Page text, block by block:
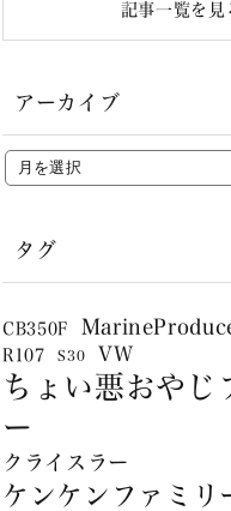
記事一覧を見
アーカイブ
タグ
CB350F
R107 S30 VW
ちょい悪おやじ
ー
クライスラー
ケンケンファミ